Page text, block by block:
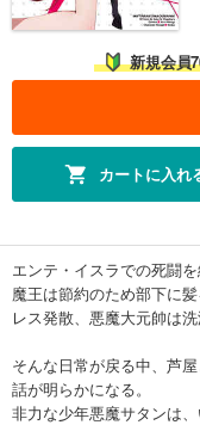
新規会員
カートに入れ
エンテ・イスラでの死闘
魔王は節約のため部下に
レス発散、悪魔大元帥は
そんな日常が戻る中、芦
話が明らかになる。
非力な少年悪魔サタンは
はたらく
627円 (税
あらすじ
あらすじ
はたらく
627